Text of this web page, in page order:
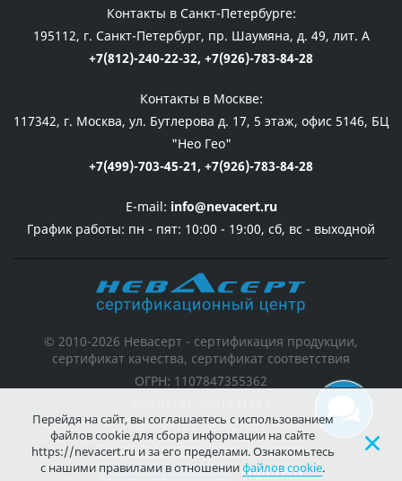
Контакты в Санкт-Петербурге:
195112, г. Санкт-Петербург, пр. Шаумяна, д. 49, лит. А
+7(812)-240-22-32, +7(926)-783-84-28
Контакты в Москве:
117342, г. Москва, ул. Бутлерова д. 17, 5 этаж, офис 5146, БЦ
"Нео Гео"
+7(499)-703-45-21, +7(926)-783-84-28
E-mail: info@nevacert.ru
График работы: пн - пят: 10:00 - 19:00, сб, вс - выходной
© 2010-2026 Невасерт - сертификация продукции,
сертификат качества, сертификат соответствия
ОГРН: 1107847355362
ИНН/КПП: 780601001
Политика персональных данных
Дизайн и разработка Koyu.Tech
Перейдя на сайт, вы соглашаетесь с использованием
файлов cookie для сбора информации на сайте
https://nevacert.ru и за его пределами. Ознакомьтесь
с нашими правилами в отношениифайлов cookie.